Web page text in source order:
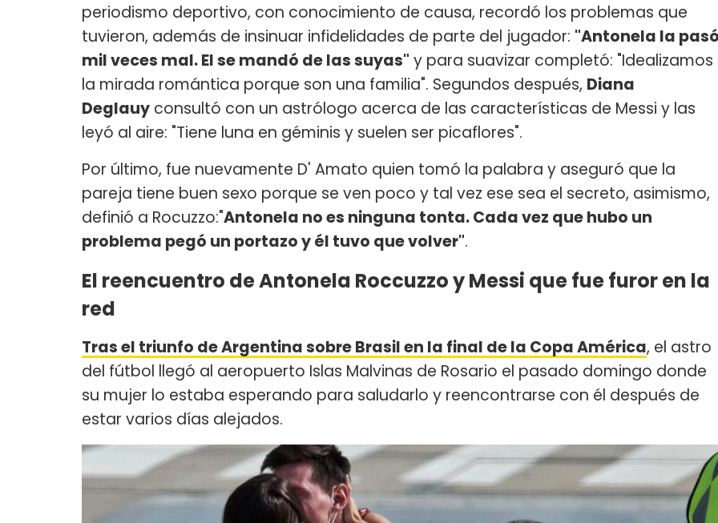
periodismo deportivo, con conocimiento de causa, recordó los problemas que
tuvieron, además de insinuar infidelidades de parte del jugador: "Antonela la
mil veces mal. El se mandó de las suyas" y para suavizar completó: "Idealizamos
la mirada romántica porque son una familia". Segundos después, Diana
Deglauy consultó con un astrólogo acerca de las características de Messi y las
leyó al aire: "Tiene luna en géminis y suelen ser picaflores".
Por último, fue nuevamente D' Amato quien tomó la palabra y aseguró que la
pareja tiene buen sexo porque se ven poco y tal vez ese sea el secreto, asimismo,
definió a Rocuzzo:"Antonela no es ninguna tonta. Cada vez que hubo un
problema pegó un portazo y él tuvo que volver".
El reencuentro de Antonela Roccuzzo y Messi que fue furor en la
red
Tras el triunfo de Argentina sobre Brasil en la final de la Copa América, el astro
del fútbol llegó al aeropuerto Islas Malvinas de Rosario el pasado domingo donde
su mujer lo estaba esperando para saludarlo y reencontrarse con él después de
estar varios días alejados.